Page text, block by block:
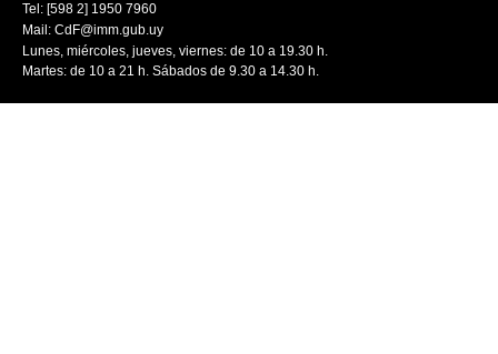
Tel: [598 2] 1950 7960
Mail: CdF@imm.gub.uy
Lunes, miércoles, jueves, viernes: de 10 a 19.30 h.
Martes: de 10 a 21 h. Sábados de 9.30 a 14.30 h.